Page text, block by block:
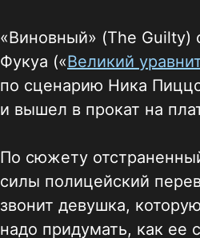
«Виновный» (The
Фукуа («Великий
по сценарию Ника
и вышел в прокат на
По сюжету
силы полицейский
звонит девушка,
надо придумать, как ее